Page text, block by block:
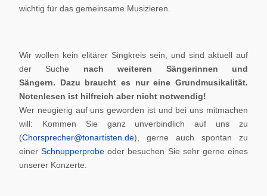
wichtig für das gemeinsame Musizieren.
Wir wollen kein elitärer Singkreis sein, und sind aktuell auf
der Suche nach weiteren Sängerinnen und
Sängern. Dazu braucht es nur eine Grundmusikalität.
Notenlesen ist hilfreich aber nicht notwendig!
Wer neugierig auf uns geworden ist und bei uns mitmachen
will: Kommen Sie ganz unverbindlich auf uns zu
(Chorsprecher@tonartisten.de), gerne auch spontan zu
einerSchnupperprobe oder besuchen Sie sehr gerne eines
unserer Konzerte.